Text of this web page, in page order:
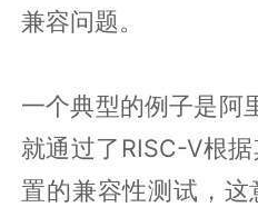
兼容问题。
一个典型的例子是阿
就通过了RISC-V根
置的兼容性测试，